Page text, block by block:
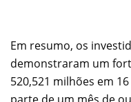
Em resumo, os
demonstraram um
520,521 milhões em